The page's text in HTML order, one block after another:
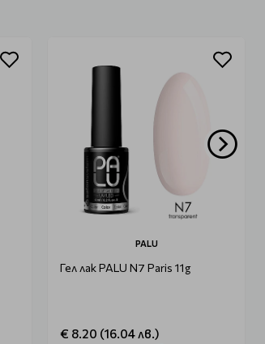
PALU
Гел лак PALU N7 Paris 11g
€ 8.20 (16.04 лв.)